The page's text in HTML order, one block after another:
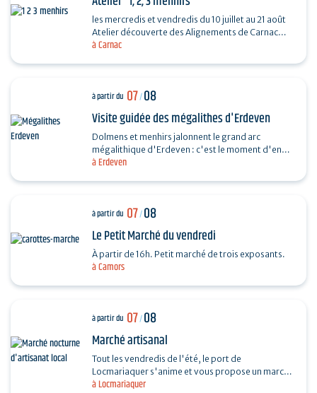
à Carnac
les mercredis et vendredis du 10 juillet au 21 août
Atelier découverte des Alignements de Carnac
destiné aux enfants de 4 à 6 ans en compagnie
à Erdeven
à partir du 07/08
Visite guidée des mégalithes d'Erdeven
Dolmens et menhirs jalonnent le grand arc
mégalithique d'Erdeven : c'est le moment d'en
découvrir un peu plus. Des Alignements de
à Camors
à partir du 07/08
Le Petit Marché du vendredi
À partir de 16h. Petit marché de trois exposants.
à Locmariaquer
à partir du 07/08
Marché artisanal
Tout les vendredis de l'été, le port de
Locmariaquer s'anime et vous propose un marché
nocturne d'artisanat local. Les musiciens